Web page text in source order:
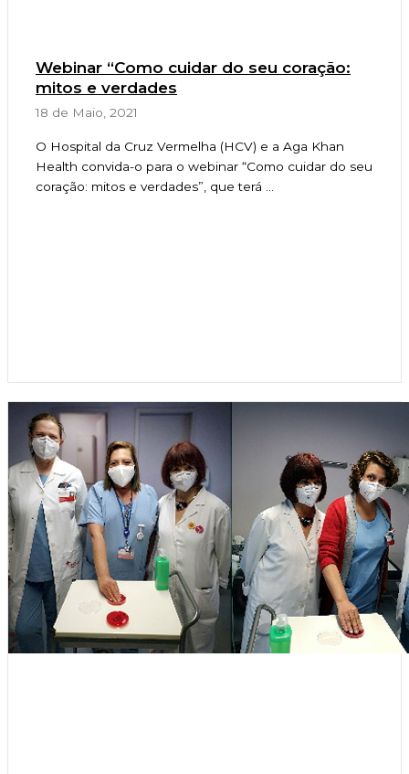
Webinar “Como cuidar do seu coração:
mitos e verdades
18 de Maio, 2021
O Hospital da Cruz Vermelha (HCV) e a Aga Khan
Health convida-o para o webinar “Como cuidar do seu
coração: mitos e verdades”, que terá ...